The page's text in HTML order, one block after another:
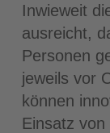
Inwieweit
ausreicht,
Personen
jeweils vor
können
Einsatz